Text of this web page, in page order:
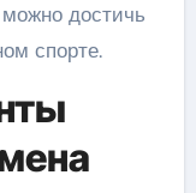
достичь
спорте.